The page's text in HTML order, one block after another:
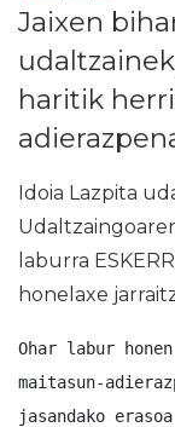
Jaixen
haritik
Idoia Lazpita
laburra
honelaxe
Ohar labur
maitasun-
jasandako